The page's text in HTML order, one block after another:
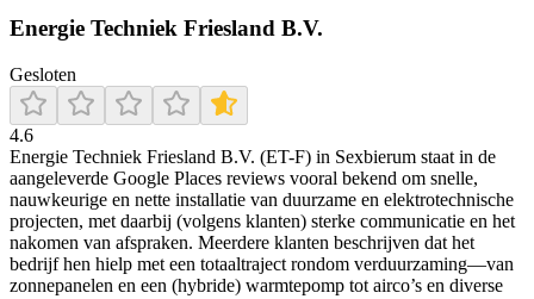
Energie Techniek Friesland B.V.
Gesloten
4.6
Energie Techniek Friesland B.V. (ET-F) in Sexbierum staat in de
aangeleverde Google Places reviews vooral bekend om snelle,
nauwkeurige en nette installatie van duurzame en elektrotechnische
projecten, met daarbij (volgens klanten) sterke communicatie en het
nakomen van afspraken. Meerdere klanten beschrijven dat het
bedrijf hen hielp met een totaaltraject rondom verduurzaming—van
zonnepanelen en een (hybride) warmtepomp tot airco’s en diverse